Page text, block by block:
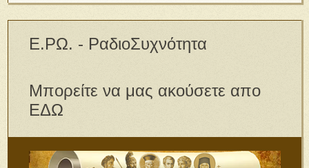
Ε.ΡΩ. - ΡαδιοΣυχνότητα
Μπορείτε να μας ακούσετε απο
ΕΔΩ